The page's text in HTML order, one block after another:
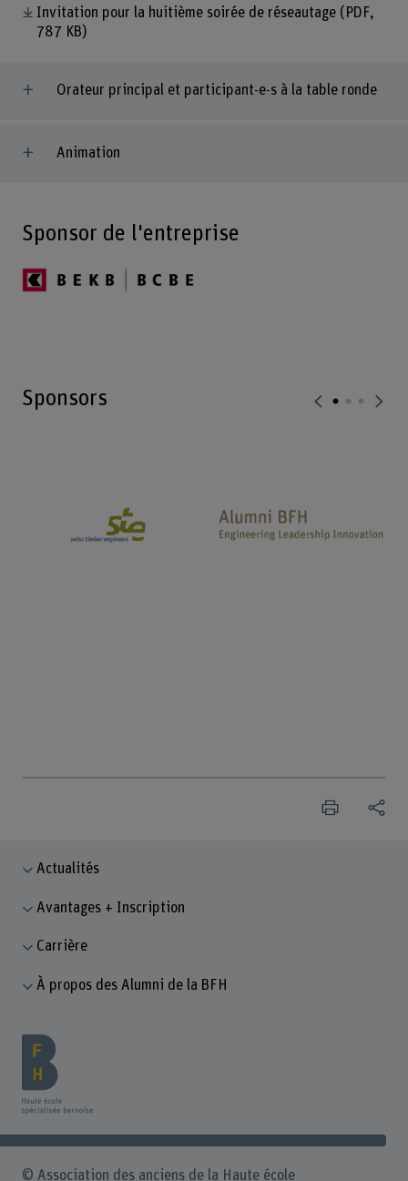
Invitation pour la huitième soirée de réseautage (PDF,
787 KB)
Orateur principal et participant-e-s à la table ronde
Animation
Sponsor de l'entreprise
Sponsors
Actualités
Avantages + Inscription
Carrière
À propos des Alumni de la BFH
© Association des anciens de la Haute école